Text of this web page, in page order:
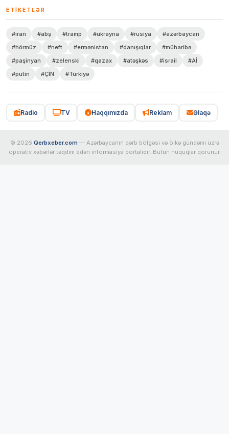
ETIKETLƏR
#iran #abş #tramp #ukrayna #rusiya
#azərbaycan
#hörmüz
#neft #ermənistan #danışıqlar
#müharibə
#paşinyan
#zelenski #qazax #atəşkəs #israil
#Aİ
#putin
#ÇİN #Türkiyə
Radio TV Haqqımızda Reklam Əlaqə
© 2026 Qerbxeber.com — Azərbaycanın qərb bölgəsi və ölkə gündəmi üzrə
operativ xəbərlər təqdim edən informasiya portalıdır. Bütün hüquqlar qorunur.